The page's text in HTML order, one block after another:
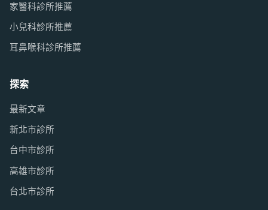
家醫科診所推薦
小兒科診所推薦
耳鼻喉科診所推薦
探索
最新文章
新北市診所
台中市診所
高雄市診所
台北市診所